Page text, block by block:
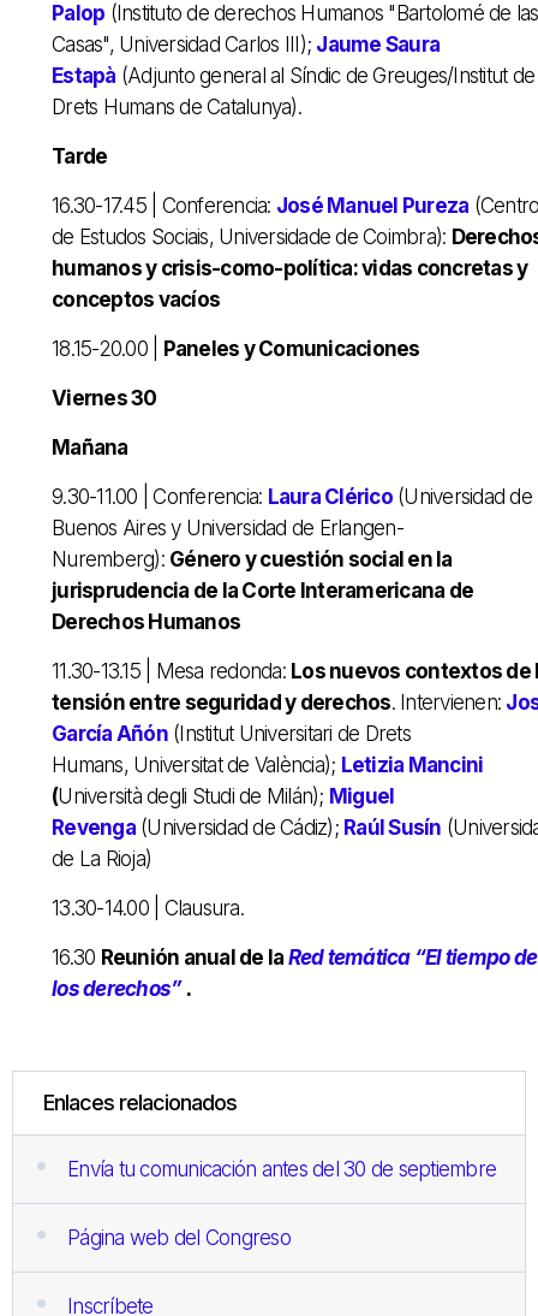
Palop (Instituto de derechos Humanos "Bartolomé de las
Casas", Universidad Carlos III); Jaume Saura
Estapà (Adjunto general al Síndic de Greuges/Institut de
Drets Humans de Catalunya).
Tarde
16.30-17.45 | Conferencia: José Manuel Pureza
de Estudos Sociais, Universidade de Coimbra):
humanos y crisis-como-política: vidas concretas y
conceptos vacíos
18.15-20.00 | Paneles y Comunicaciones
Viernes 30
Mañana
9.30-11.00 | Conferencia: Laura Clérico(Universidad de
Buenos Aires y Universidad de Erlangen-
Nuremberg): Género y cuestión social en la
jurisprudencia de la Corte Interamericana de
Derechos Humanos
11.30-13.15 | Mesa redonda: Los nuevos contextos de
tensión entre seguridad y derechos. Intervienen:
García Añón(Institut Universitari de Drets
Humans, Universitat de València); Letizia Mancini
(Università degli Studi de Milán); Miguel
Revenga(Universidad de Cádiz); Raúl Susín
de La Rioja)
13.30-14.00 | Clausura.
16.30 Reunión anual de la Redtemática “El tiempo de
los derechos”.
Enlaces relacionados
Envía tu comunicación antes del 30 de septiembre
Página web del Congreso
Inscríbete